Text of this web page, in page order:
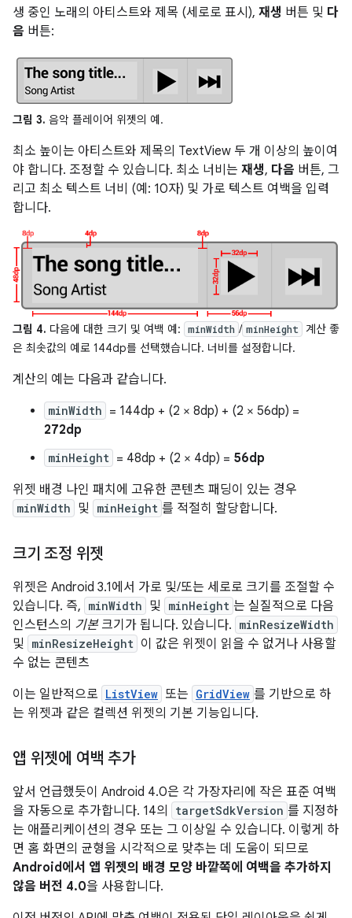
생 중인 노래의 아티스트와 제목 (세로로 표시), 재생 버튼 및 다
음 버튼:
그림 3. 음악 플레이어 위젯의 예.
최소 높이는 아티스트와 제목의 TextView 두 개 이상의 높이여
야 합니다. 조정할 수 있습니다. 최소 너비는 재생, 다음 버튼, 그
리고 최소 텍스트 너비 (예: 10자) 및 가로 텍스트 여백을 입력
합니다.
그림 4. 다음에 대한 크기 및 여백 예: minWidth / minHeight
계산 좋
은 최솟값의 예로 144dp를 선택했습니다. 너비를 설정합니다.
계산의 예는 다음과 같습니다.
minWidth = 144dp + (2 × 8dp) + (2 × 56dp) =
272dp
minHeight = 48dp + (2 × 4dp) = 56dp
위젯 배경 나인 패치에 고유한 콘텐츠 패딩이 있는 경우
minWidth 및 minHeight 를 적절히 할당합니다.
크기 조정 위젯
위젯은 Android 3.1에서 가로 및/또는 세로로 크기를 조절할 수
있습니다. 즉, minWidth 및 minHeight 는 실질적으로 다음
인스턴스의 기본 크기가 됩니다. 있습니다. minResizeWidth
및 minResizeHeight 이 값은 위젯이 읽을 수 없거나 사용할
수 없는 콘텐츠
이는 일반적으로 ListView 또는 GridView 를 기반으로 하
는 위젯과 같은 컬렉션 위젯의 기본 기능입니다.
앱 위젯에 여백 추가
앞서 언급했듯이 Android 4.0은 각 가장자리에 작은 표준 여백
을 자동으로 추가합니다. 14의
targetSdkVersion 를 지정하
는 애플리케이션의 경우 또는 그 이상일 수 있습니다. 이렇게 하
면 홈 화면의 균형을 시각적으로 맞추는 데 도움이 되므로
Android에서 앱 위젯의 배경 모양 바깥쪽에 여백을 추가하지
않음 버전 4.0을 사용합니다.